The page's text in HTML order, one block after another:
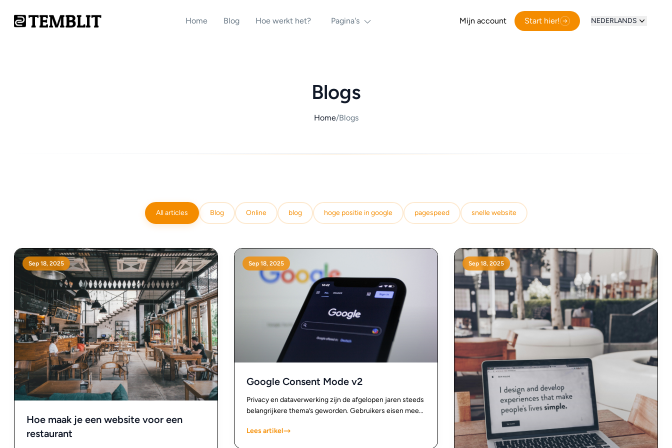
Home Blog Hoe werkt het? Pagina's Mijn account Start hier! NEDERLANDS
Blogs
Home/Blogs
All articles Blog Online blog hoge positie in google pagespeed snelle website
Sep 18, 2025
Hoe maak je een website voor een
restaurant
Sep 18, 2025
Google Consent Mode v2
Privacy en dataverwerking zijn de afgelopen jaren steeds
belangrijkere thema’s geworden. Gebruikers eisen meer
(GDPR), verplicht bedrijven transparant te zijn. Om
Lees artikel
Sep 18, 2025